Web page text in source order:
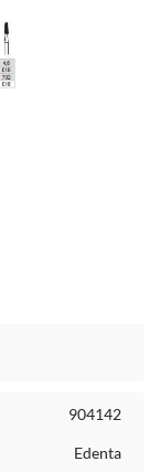
904142
Edenta